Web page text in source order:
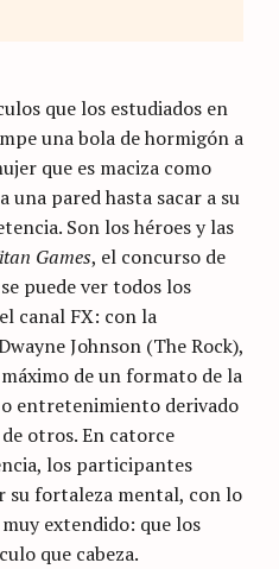
que los estudiados en
una bola de hormigón a
que es maciza como
una pared hasta sacar a su
Son los héroes y las
Games, el concurso de
puede ver todos los
canal FX: con la
Johnson (The Rock),
de un formato de la
entretenimiento derivado
otros. En catorce
los participantes
su fortaleza mental, con lo
extendido: que los
que cabeza.